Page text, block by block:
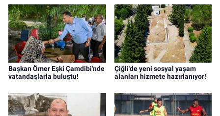
Başkan Ömer Eşki Çamdibi'nde
vatandaşlarla buluştu!
Çiğli'de yeni sosyal yaşam
alanları hizmete hazırlanıyor!